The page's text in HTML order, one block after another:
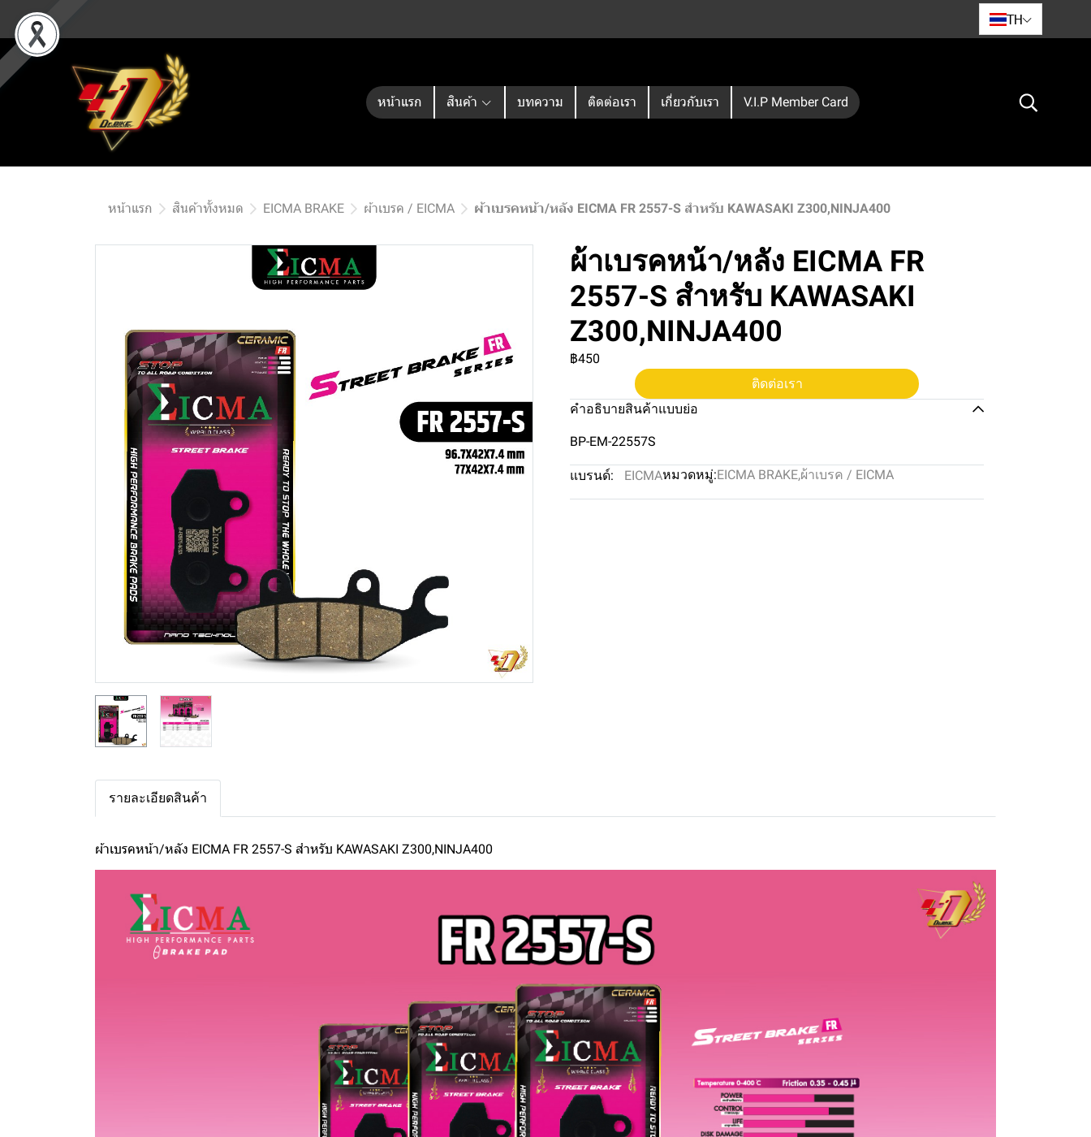
TH
หน้าแรก สินค้า บทความ ติดต่อเรา เกี่ยวกับเรา V.I.P Member Card
หน้าแรก สินค้าทั้งหมด EICMA BRAKE ผ้าเบรค / EICMA ผ้าเบรคหน้า/หลัง EICMA FR 2557-S สำหรับ KAWASAKI Z300,NINJA400
ผ้าเบรคหน้า/หลัง EICMA FR
2557-S สำหรับ KAWASAKI
Z300,NINJA400
฿450
ติดต่อเรา
คำอธิบายสินค้าแบบย่อ
BP-EM-22557S
แบรนด์: EICMAหมวดหมู่:EICMA BRAKE,ผ้าเบรค / EICMA
รายละเอียดสินค้า
ผ้าเบรคหน้า/หลัง EICMA FR 2557-S สำหรับ KAWASAKI Z300,NINJA400